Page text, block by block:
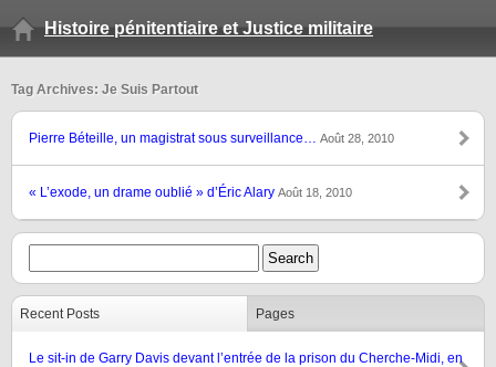
Histoire pénitentiaire et Justice militaire
Tag Archives: Je Suis Partout
Pierre Béteille, un magistrat sous surveillance… Août 28, 2010
« L’exode, un drame oublié » d’Éric Alary Août 18, 2010
Recent Posts Pages
Le sit-in de Garry Davis devant l’entrée de la prison du Cherche-Midi, en